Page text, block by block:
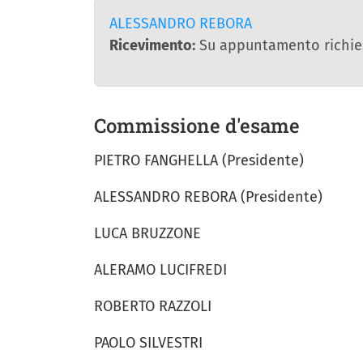
ALESSANDRO REBORA
Ricevimento:Su appuntamento
Commissione d'esame
PIETRO FANGHELLA (Presidente)
ALESSANDRO REBORA (Presidente)
LUCA BRUZZONE
ALERAMO LUCIFREDI
ROBERTO RAZZOLI
PAOLO SILVESTRI